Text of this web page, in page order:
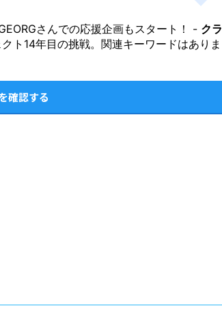
さんでの応援企画もスタート！ - クラ
ト14年目の挑戦。関連キーワードはありま
確認する